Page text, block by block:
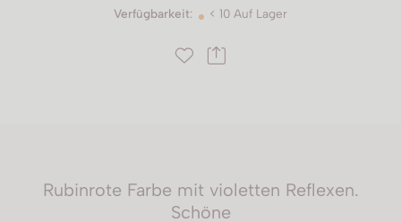
Verfügbarkeit: < 10 Auf Lager
Rubinrote Farbe mit violetten Reflexen.
Schöne